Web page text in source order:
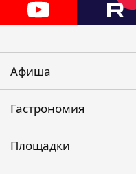
Афиша
Гастрономия
Площадки